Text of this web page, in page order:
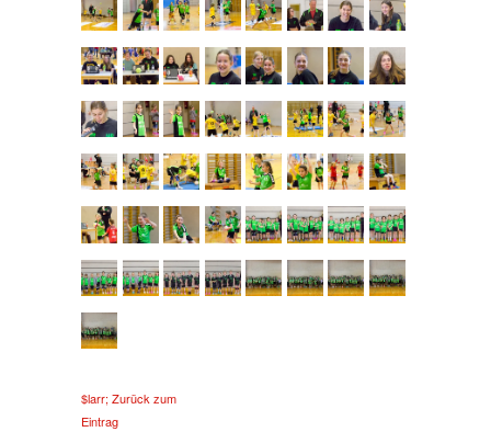
$larr; Zurück zum
Eintrag